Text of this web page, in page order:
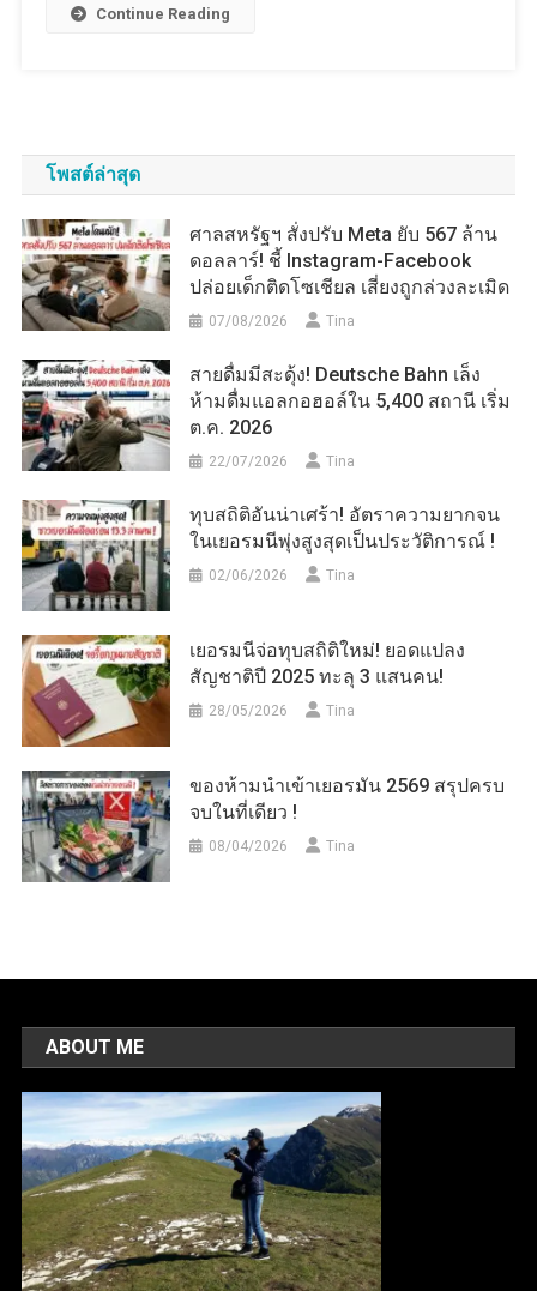
Continue Reading
โพสต์ล่าสุด
ศาลสหรัฐฯ สั่งปรับ Meta ยับ 567 ล้าน
ดอลลาร์! ชี้ Instagram-Facebook
ปล่อยเด็กติดโซเชียล เสี่ยงถูกล่วงละเมิด
07/08/2026 Tina
สายดื่มมีสะดุ้ง! Deutsche Bahn เล็ง
ห้ามดื่มแอลกอฮอล์ใน 5,400 สถานี เริ่ม
ต.ค. 2026
22/07/2026 Tina
ทุบสถิติอันน่าเศร้า! อัตราความยากจน
ในเยอรมนีพุ่งสูงสุดเป็นประวัติการณ์ !
02/06/2026 Tina
เยอรมนีจ่อทุบสถิติใหม่! ยอดแปลง
สัญชาติปี 2025 ทะลุ 3 แสนคน!
28/05/2026 Tina
ของห้ามนำเข้าเยอรมัน 2569 สรุปครบ
จบในที่เดียว !
08/04/2026 Tina
ABOUT ME